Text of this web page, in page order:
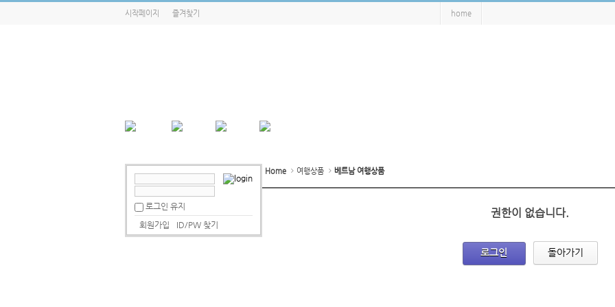
시작페이지 즐겨찾기 home
Home 여행상품 베트남 여행상품
권한이 없습니다.
로그인 돌아가기
로그인 유지
회원가입
ID/PW 찾기